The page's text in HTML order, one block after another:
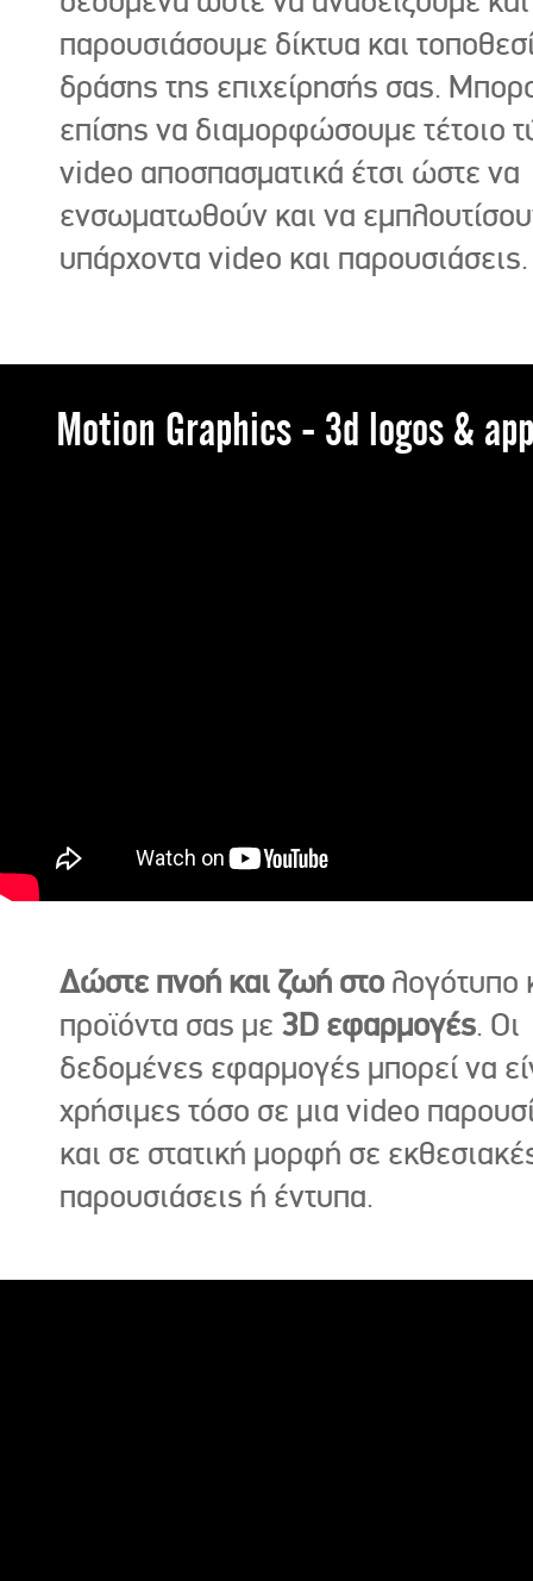
παρουσιάσουμε δίκτυα και
δράσης της επιχείρησής σας.
επίσης να διαμορφώσουμε τέτοιο
video αποσπασματικά έτσι ώστε να
ενσωματωθούν και να
υπάρχοντα video και παρουσιάσεις.
Motion Graphics - 3d logos &
Δώστε πνοή και ζωή στο λογότυπο
προϊόντα σας με 3D εφαρμογές. Οι
δεδομένες εφαρμογές μπορεί να
χρήσιμες τόσο σε μια video
και σε στατική μορφή σε
παρουσιάσεις ή έντυπα.